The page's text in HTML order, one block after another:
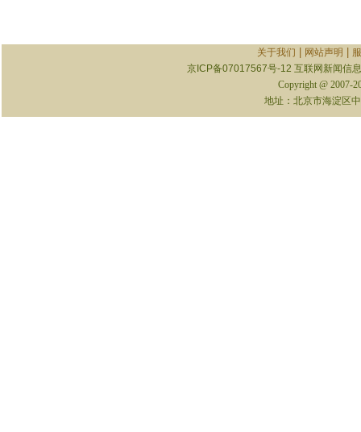
关于我们 网站声明
京ICP备07017567号-12 互联网新闻信
Copyright @ 2007-
地址：北京市海淀区